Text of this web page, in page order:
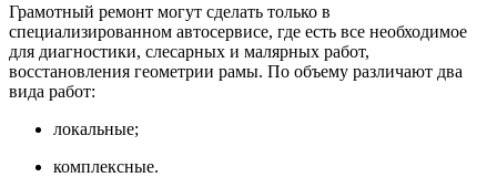
Грамотный ремонт могут сделать только в
специализированном автосервисе, где есть все необходимое
для диагностики, слесарных и малярных работ,
восстановления геометрии рамы. По объему различают два
вида работ:
локальные;
комплексные.